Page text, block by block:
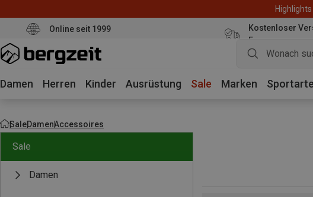
Online seit 1999
Kostenloser
Euro
Damen Herren Kinder Ausrüstung Sale Marken
SaleDamenAccessoires
Sale
Damen